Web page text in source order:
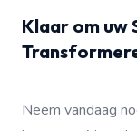
Klaar om
Neem vandaag